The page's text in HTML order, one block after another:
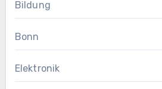
Bildung
Bonn
Elektronik